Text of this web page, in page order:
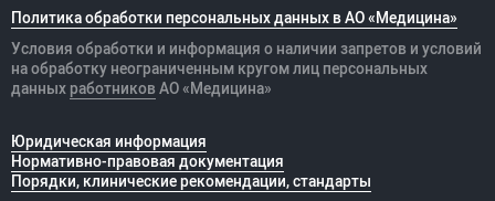
Политика обработки персональных данных в АО «Медицина»
Условия обработки и информация о наличии запретов и условий
на обработку неограниченным кругом лиц персональных
данных работников АО «Медицина»
Юридическая информация
Нормативно-правовая документация
Порядки, клинические рекомендации, стандарты